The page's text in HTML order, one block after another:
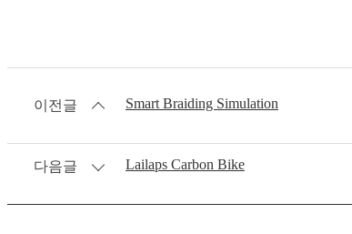
이전글 Smart Braiding Simulation
다음글 Lailaps Carbon Bike